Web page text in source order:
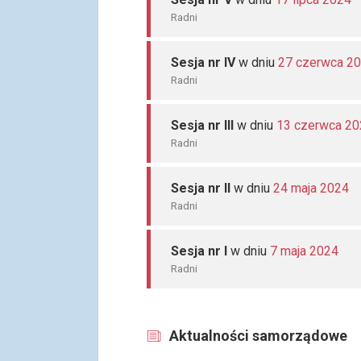
Radni
Sesja nr IVw dniu 27 czerwca
Radni
Sesja nr III w dniu 13 czerwca
Radni
Sesja nr II w dniu 24 maja 2024
Radni
Sesja nr I w dniu 7 maja 2024
Radni
Aktualności samorządowe